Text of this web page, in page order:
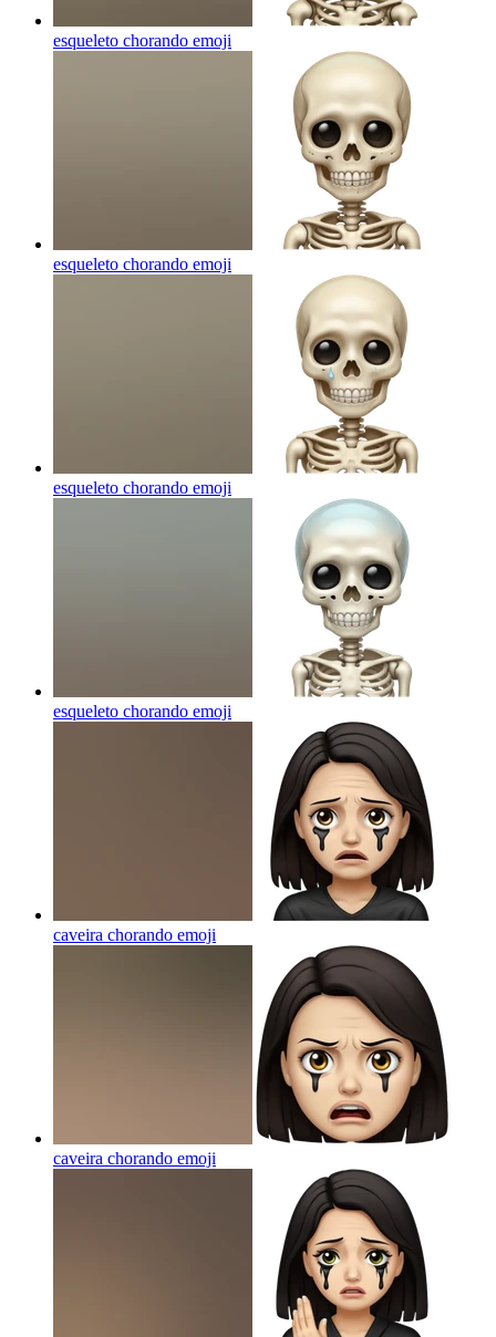
esqueleto chorando emoji
esqueleto chorando emoji
esqueleto chorando emoji
esqueleto chorando emoji
caveira chorando emoji
caveira chorando emoji